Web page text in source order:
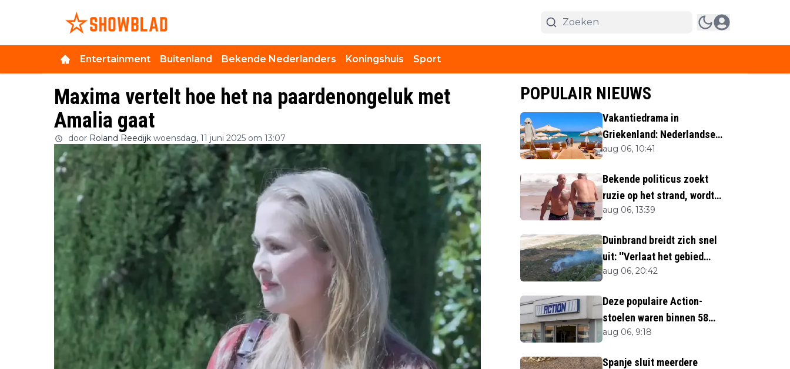
Entertainment Buitenland Bekende Nederlanders Koningshuis Sport
Maxima vertelt hoe het na paardenongeluk met
Amalia gaat
door Roland Reedijk woensdag, 11 juni 2025 om 13:07
POPULAIR NIEUWS
Vakantiedrama in
Griekenland: Nederlandse
(40) omgekomen
aug 06, 10:41
Bekende politicus zoekt
ruzie op het strand, wordt
neergemaaid
aug 06, 13:39
Duinbrand breidt zich snel
uit: ''Verlaat het gebied
direct''
aug 06, 20:42
Deze populaire Action-
stoelen waren binnen 58
minuten uitverkocht zijn
aug 06, 9:18
Spanje sluit meerdere